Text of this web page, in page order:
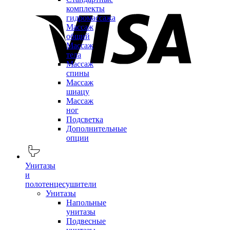
комплекты
гидромассажа
Массаж
общий
Массаж
тела
Массаж
спины
Массаж
шиацу
Массаж
ног
Подсветка
Дополнительные
опции
Унитазы
и
полотенцесушители
Унитазы
Напольные
унитазы
Подвесные